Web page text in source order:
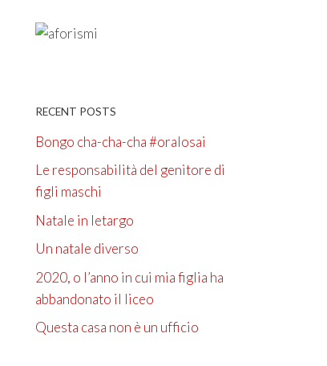
RECENT POSTS
Bongo cha-cha-cha #oralosai
Le responsabilità del genitore di
figli maschi
Natale in letargo
Un natale diverso
2020, o l’anno in cui mia figlia ha
abbandonato il liceo
Questa casa non è un ufficio